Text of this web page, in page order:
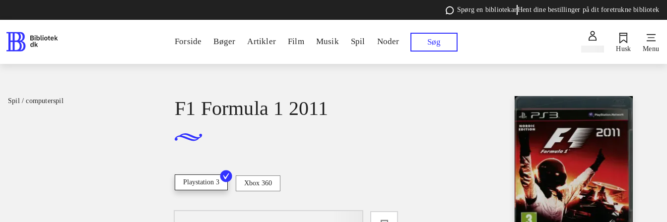
Spørg en bibliotekarHent dine bestillinger på dit foretrukne bibliotek
Forside Bøger Artikler Film Musik Spil Noder Søg
Husk Menu
Spil / computerspil F1 Formula 1 2011
Playstation 3 Xbox 360